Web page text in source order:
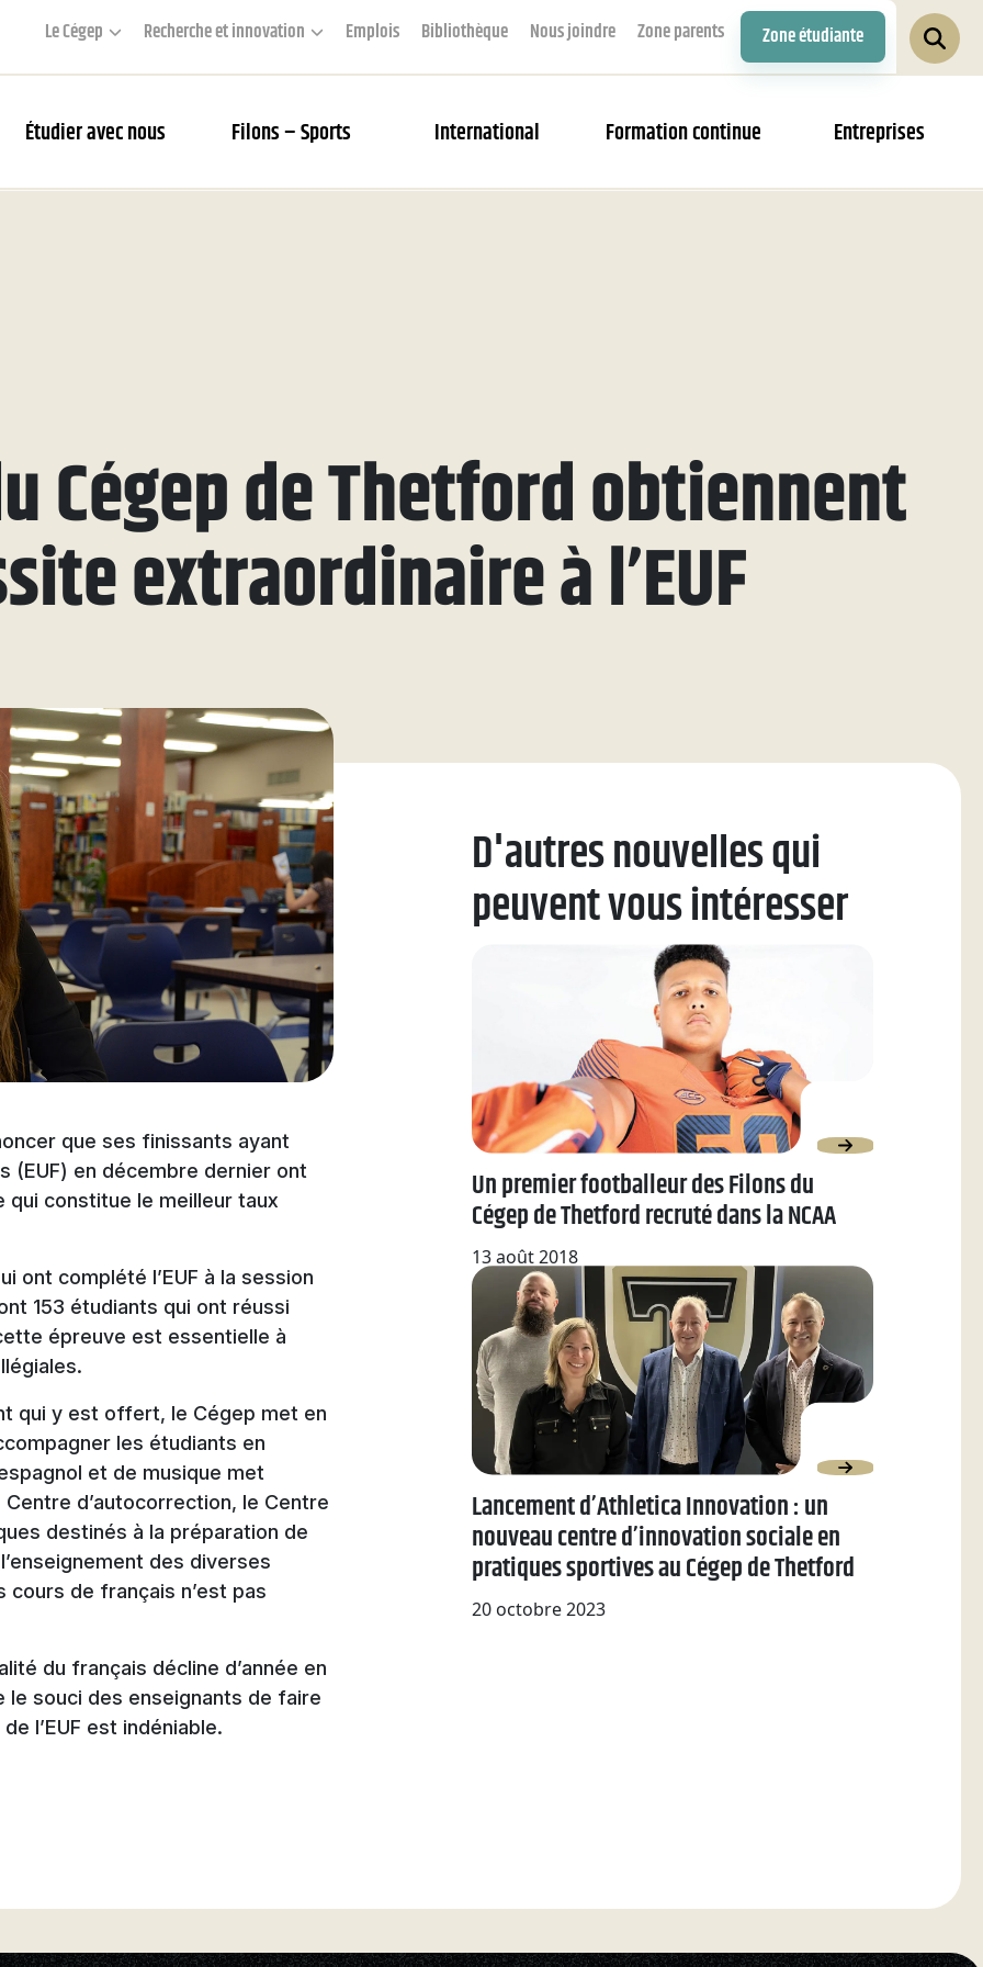
Le Cégep Recherche et innovation Emplois Bibliothèque Nous joindre Zone parents Zone étudiante
Étudier avec nous Filons – Sports International Formation continue Entreprises
questions
Cégep de Thetford obtiennent
extraordinaire à l’EUF
que ses finissants ayant
(EUF) en décembre dernier ont
qui constitue le meilleur taux
ont complété l’EUF à la session
153 étudiants qui ont réussi
épreuve est essentielle à
qui y est offert, le Cégep met en
les étudiants en
et de musique met
d’autocorrection, le Centre
destinés à la préparation de
des diverses
de français n’est pas
du français décline d’année en
souci des enseignants de faire
l’EUF est indéniable.
D'autres nouvelles qui
peuvent vous intéresser
Un premier footballeur des Filons du
Cégep de Thetford recruté dans la NCAA
13 août 2018
Lancement d’Athletica Innovation : un
nouveau centre d’innovation sociale en
pratiques sportives au Cégep de Thetford
20 octobre 2023